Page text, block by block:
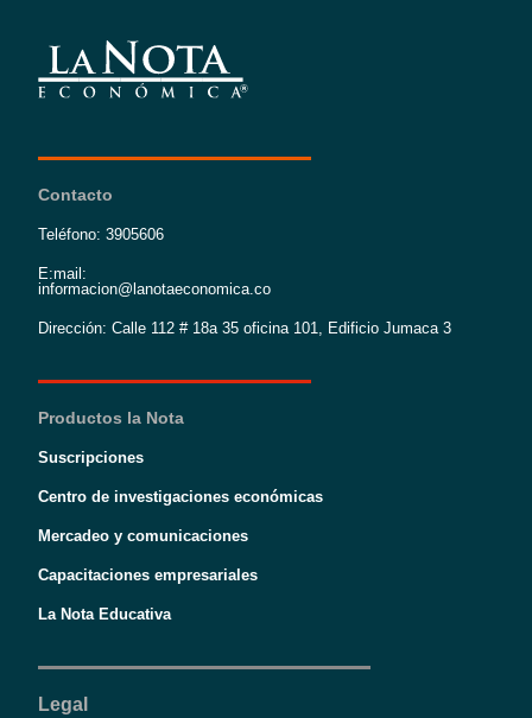
Contacto
Teléfono: 3905606
E:mail:
informacion@lanotaeconomica.co
Dirección: Calle 112 # 18a 35 oficina 101, Edificio Jumaca 3
Productos la Nota
Suscripciones
Centro de investigaciones económicas
Mercadeo y comunicaciones
Capacitaciones empresariales
La Nota Educativa
Legal